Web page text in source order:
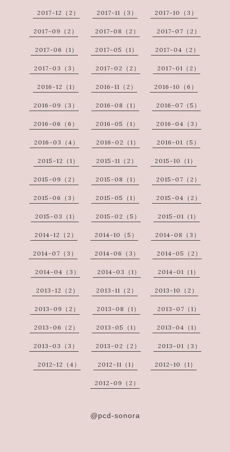
2017-12（2） 2017-11（3） 2017-10（3）
2017-09（2） 2017-08（2） 2017-07（2）
2017-06（1） 2017-05（1） 2017-04（2）
2017-03（3） 2017-02（2） 2017-01（2）
2016-12（1） 2016-11（2） 2016-10（6）
2016-09（3） 2016-08（1） 2016-07（5）
2016-06（6） 2016-05（1） 2016-04（3）
2016-03（4） 2016-02（1） 2016-01（5）
2015-12（1） 2015-11（2） 2015-10（1）
2015-09（2） 2015-08（1） 2015-07（2）
2015-06（3） 2015-05（1） 2015-04（2）
2015-03（1） 2015-02（5） 2015-01（1）
2014-12（2） 2014-10（5） 2014-08（3）
2014-07（3） 2014-06（3） 2014-05（2）
2014-04（3） 2014-03（1） 2014-01（1）
2013-12（2） 2013-11（2） 2013-10（2）
2013-09（2） 2013-08（1） 2013-07（1）
2013-06（2） 2013-05（1） 2013-04（1）
2013-03（3） 2013-02（2） 2013-01（3）
2012-12（4） 2012-11（1） 2012-10（1）
2012-09（2）
@pcd-sonora